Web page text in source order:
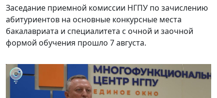
Заседание приемной комиссии НГПУ по зачислению
абитуриентов на основные конкурсные места
бакалавриата и специалитета с очной и заочной
формой обучения прошло 7 августа.